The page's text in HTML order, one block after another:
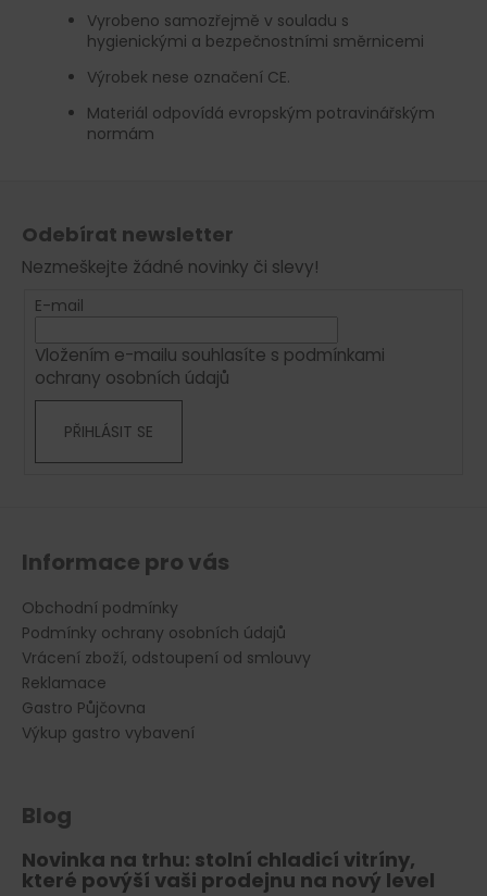
Vyrobeno samozřejmě v souladu s
hygienickými a bezpečnostními směrnicemi
Výrobek nese označení CE.
Materiál odpovídá evropským potravinářským
normám
Odebírat newsletter
Nezmeškejte žádné novinky či slevy!
E-mail
Vložením e-mailu souhlasíte s podmínkami
ochrany osobních údajů
PŘIHLÁSIT SE
Informace pro vás
Obchodní podmínky
Podmínky ochrany osobních údajů
Vrácení zboží, odstoupení od smlouvy
Reklamace
Gastro Půjčovna
Výkup gastro vybavení
Blog
Novinka na trhu: stolní chladicí vitríny,
které povýší vaši prodejnu na nový level